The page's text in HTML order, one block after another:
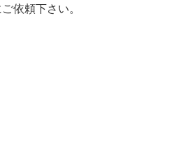
依頼下さい。